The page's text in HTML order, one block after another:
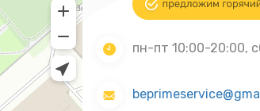
пн-пт 10:00-20:00,